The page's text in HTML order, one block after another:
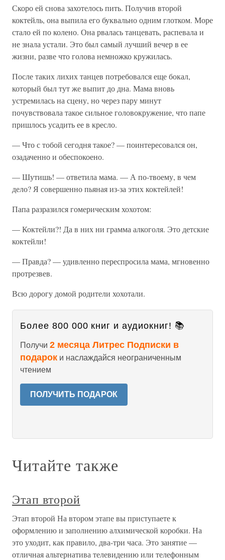
Скоро ей снова захотелось пить. Получив второй
коктейль, она выпила его буквально одним глотком. Море
стало ей по колено. Она рвалась танцевать, распевала и
не знала устали. Это был самый лучший вечер в ее
жизни, разве что голова немножко кружилась.
После таких лихих танцев потребовался еще бокал,
который был тут же выпит до дна. Мама вновь
устремилась на сцену, но через пару минут
почувствовала такое сильное головокружение, что папе
пришлось усадить ее в кресло.
— Что с тобой сегодня такое? — поинтересовался он,
озадаченно и обеспокоено.
— Шутишь! — ответила мама. — А по-твоему, в чем
дело? Я совершенно пьяная из-за этих коктейлей!
Папа разразился гомерическим хохотом:
— Коктейли?! Да в них ни грамма алкоголя. Это детские
коктейли!
— Правда? — удивленно переспросила мама, мгновенно
протрезвев.
Всю дорогу домой родители хохотали.
Более 800 000 книг и аудиокниг! 📚
Получи 2 месяца Литрес Подписки в
подарок и наслаждайся неограниченным
чтением
ПОЛУЧИТЬ ПОДАРОК
Читайте также
Этап второй
Этап второй На втором этапе вы приступаете к
оформлению и заполнению алхимической коробки. На
это уходит, как правило, два-три часа. Это занятие —
отличная альтернатива телевидению или телефонным